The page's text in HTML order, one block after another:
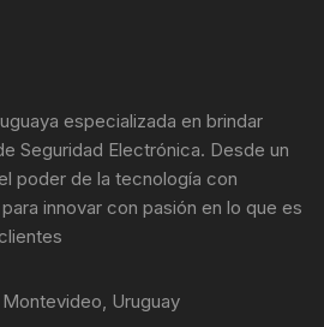
especializada en brindar
Seguridad Electrónica. Desde un
poder de la tecnología con
innovar con pasión en lo que es
Uruguay